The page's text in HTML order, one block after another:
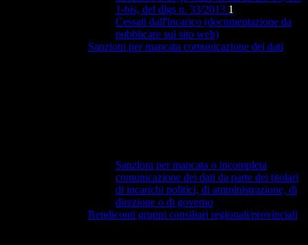
1-bis, del dlgs n. 33/2013 1
Cessati dall'incarico (documentazione da
pubblicare sul sito web)
Sanzioni per mancata comunicazione dei dati
Sanzioni per mancata o incompleta
comunicazione dei dati da parte dei titolari
di incarichi politici, di amministrazione, di
direzione o di governo
Rendiconti gruppi consiliari regionali/provinciali